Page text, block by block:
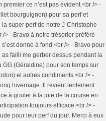
ce n’est pas évident.<br /> -
bourguignon) pour sa perf et
super perf de notre J-Christophe
> - Bravo à notre trésorier préféré
donné à fond.<br /> - Bravo pour
failli me gerber dessus pendant la
GG (Géraldine) pour son temps sur
et autres condiments.<br /> -
hivernage. Il revient lentement
à gouter à la joie de la course en
toujours efficace.<br /> -
pour leur perf du jour. Merci à eux